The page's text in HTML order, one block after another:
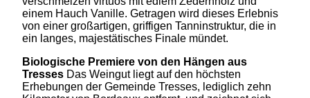
einem Hauch Vanille. Getragen wird dieses Erlebnis
von einer großartigen, griffigen Tanninstruktur, die in
ein langes, majestätisches Finale mündet.
Biologische Premiere von den Hängen aus
Tresses Das Weingut liegt auf den höchsten
Erhebungen der Gemeinde Tresses, lediglich zehn